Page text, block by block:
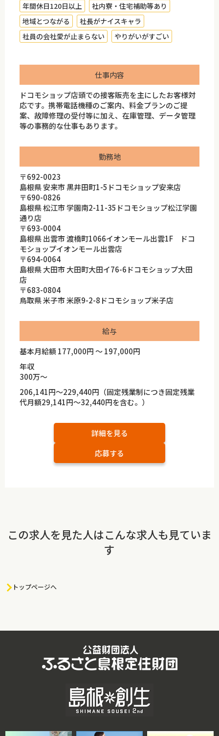
年間休日120日以上
社内寮・住宅補助等あり
地域とつながる
社長がナイスキャラ
社員の会社愛が止まらない
やりがいがすごい
仕事内容
ドコモショップ店頭での接客販売を主にしたお客様対
応です。携帯電話機種のご案内、料金プランのご提
案、故障修理の受付等に加え、在庫管理、データ管理
等の事務的な仕事もあります。
勤務地
〒692-0023
島根県 安来市 黒井田町1-5ドコモショップ安来店
〒690-0826
島根県 松江市 学園南2-11-35ドコモショップ松江学園
通り店
〒693-0004
島根県 出雲市 渡橋町1066イオンモール出雲1F ドコ
モショップイオンモール出雲店
〒694-0064
島根県 大田市 大田町大田イ76-6ドコモショップ大田
店
〒683-0804
鳥取県 米子市 米原9-2-8ドコモショップ米子店
給与
基本月給額 177,000円 ～ 197,000円
年収
300万～
206,141円～229,440円（固定残業制につき固定残業
代月額29,141円～32,440円を含む。）
詳細を見る
応募する
この求人を見た人はこんな求人も見ていま
す
トップページへ